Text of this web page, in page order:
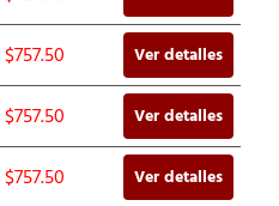
$757.50 Ver detalles
$757.50 Ver detalles
$757.50 Ver detalles